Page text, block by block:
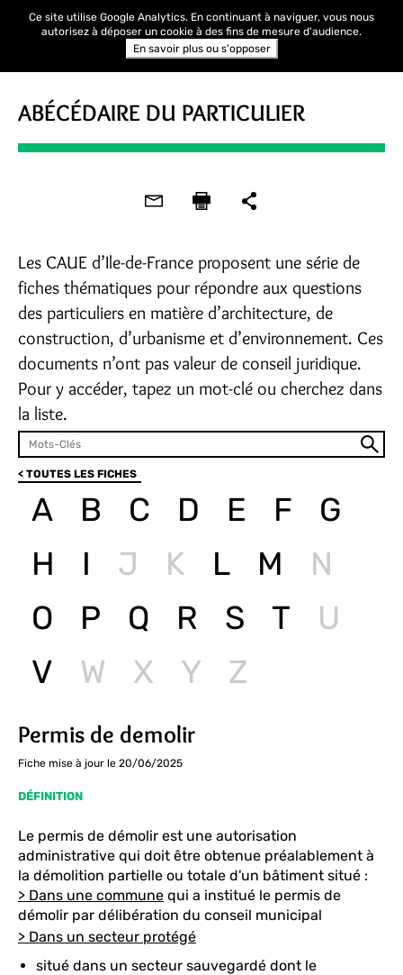
ABÉCÉDAIRE DU PARTICULIER
Les CAUE d’Ile-de-France proposent une série de
fiches thématiques pour répondre aux questions
des particuliers en matière d’architecture, de
construction, d’urbanisme et d’environnement. Ces
documents n’ont pas valeur de conseil juridique.
Pour y accéder, tapez un mot-clé ou cherchez dans
la liste.
< TOUTES LES FICHES
A B C D E F
G
H
I J K L M
N
O
P Q R S T
U
V
W X Y Z
Permis de demolir
Fiche mise à jour le 20/06/2025
DÉFINITION
Le permis de démolir est une autorisation
administrative qui doit être obtenue préalablement à
la démolition partielle ou totale d'un bâtiment situé :
> Dans une commune qui a institué le permis de
démolir par délibération du conseil municipal
> Dans un secteur protégé
situé dans un secteur sauvegardé dont le
Ce site utilise Google Analytics. En continuant à naviguer, vous nous
autorisez à déposer un cookie à des fins de mesure d'audience.
En savoir plus ou s'opposer